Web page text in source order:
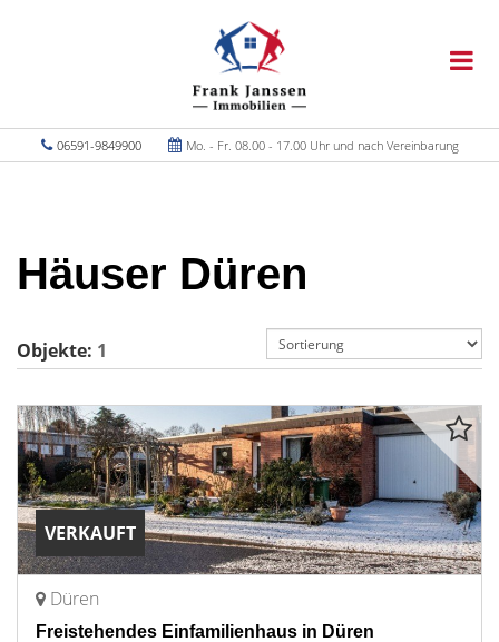
06591-9849900 Mo. - Fr. 08.00 - 17.00 Uhr und nach Vereinbarung
Häuser Düren
Objekte: 1
VERKAUFT
Düren
Freistehendes Einfamilienhaus in Düren